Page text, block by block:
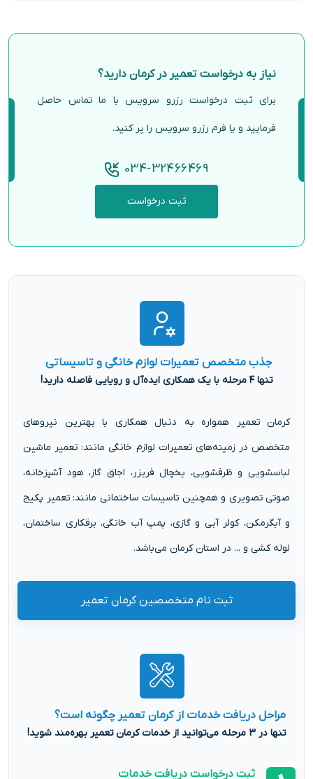
نیاز به درخواست تعمیر در کرمان دارید؟
برای ثبت درخواست رزرو سرویس با ما تماس حاصل
فرمایید و یا فرم رزرو سرویس را پر کنید.
034-32466469
ثبت درخواست
جذب متخصص تعمیرات لوازم خانگی و تاسیساتی
تنها ۴ مرحله با یک همکاری ایده‌آل و رویایی فاصله دارید!
کرمان تعمیر همواره به دنبال همکاری با بهترین نیروهای
متخصص در زمینه‌های تعمیرات لوازم خانگی مانند: تعمیر ماشین
لباسشویی و ظرفشویی، یخچال فریزر، اجاق گاز، هود آشپزخانه،
صوتی تصویری و همچنین تاسیسات ساختمانی مانند: تعمیر پکیج
و آبگرمکن، کولر آبی و گازی، پمپ آب خانگی، برقکاری ساختمان،
لوله کشی و ... در استان کرمان می‌باشد.
ثبت نام متخصصین کرمان تعمیر
مراحل دریافت خدمات از کرمان تعمیر چگونه است؟
تنها در 3 مرحله می‌توانید از خدمات کرمان تعمیر بهره‌مند شوید!
ثبت درخواست دریافت خدمات